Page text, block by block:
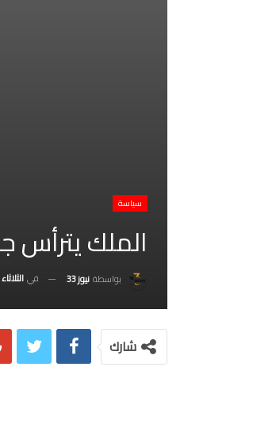
سياسة
الملك يترأس
بواسطة نيوز 33 في الثلاثاء 7 يناير 2020
شارك